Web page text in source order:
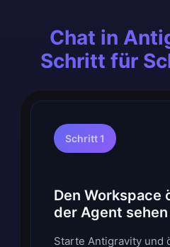
Chat in
Schritt für
Schritt 1
Den Workspace
der Agent
Starte Antigravity und